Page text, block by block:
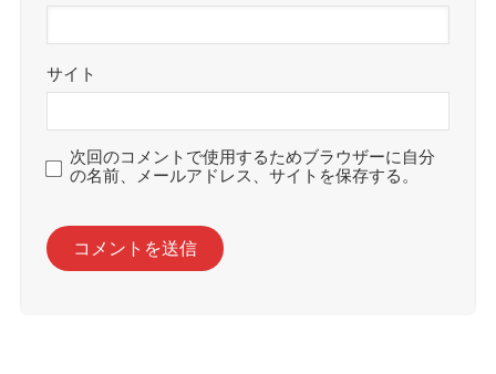
サイト
次回のコメントで使用するためブラウザーに自分
の名前、メールアドレス、サイトを保存する。